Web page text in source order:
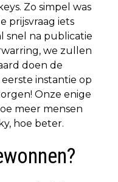
Zo simpel was
prijsvraag iets
snel na publicatie
we zullen
doen de
instantie op
Onze enige
meer mensen
hoe beter.